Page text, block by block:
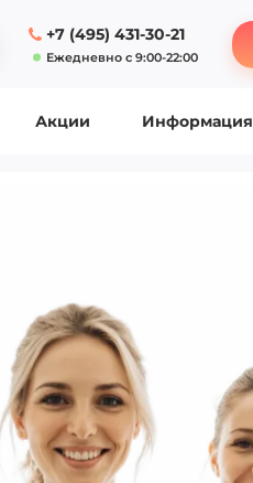
+7 (495) 431-30-21
Ежедневно с 9:00-22:00
Акции Информация